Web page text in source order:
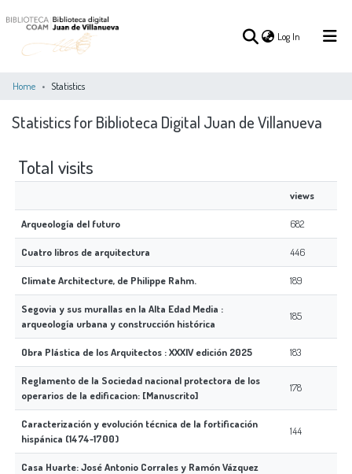
Log In (current)
Log In(current)
&
COLLECTIONS
Home Statistics
Statistics for Biblioteca Digital Juan de Villanueva
Total visits
views
Arqueología del futuro 682
Cuatro libros de arquitectura 446
Climate Architecture, de Philippe Rahm. 189
Segovia y sus murallas en la Alta Edad Media :
arqueología urbana y construcción histórica
185
Obra Plástica de los Arquitectos : XXXIV edición 2025 183
Reglamento de la Sociedad nacional protectora de los
operarios de la edificacion: [Manuscrito]
178
Caracterización y evolución técnica de la fortificación
hispánica (1474-1700)
144
Casa Huarte: José Antonio Corrales y Ramón Vázquez